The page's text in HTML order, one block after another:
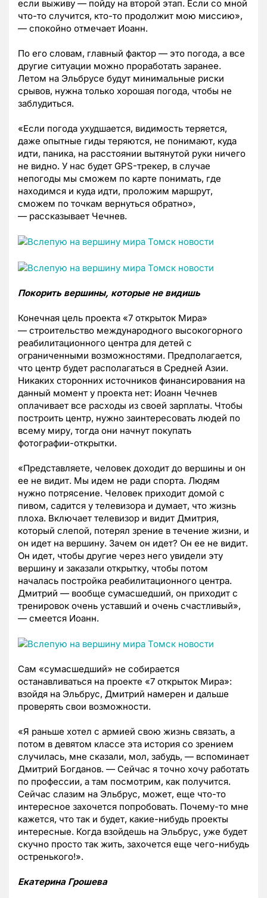
если выживу — пойду на второй этап. Если со мной
что-то случится, кто-то продолжит мою миссию»,
— спокойно отмечает Иоанн.
По его словам, главный фактор — это погода, а все
другие ситуации можно проработать заранее.
Летом на Эльбрусе будут минимальные риски
срывов, нужна только хорошая погода, чтобы не
заблудиться.
«Если погода ухудшается, видимость теряется,
даже опытные гиды теряются, не понимают, куда
идти, паника, на расстоянии вытянутой руки ничего
не видно. У нас будет GPS-трекер, в случае
непогоды мы сможем по карте понимать, где
находимся и куда идти, проложим маршрут,
сможем по точкам вернуться обратно»,
— рассказывает Чечнев.
Покорить вершины, которые не видишь
Конечная цель проекта «7 открыток Мира»
— строительство международного высокогорного
реабилитационного центра для детей с
ограниченными возможностями. Предполагается,
что центр будет располагаться в Средней Азии.
Никаких сторонних источников финансирования на
данный момент у проекта нет: Иоанн Чечнев
оплачивает все расходы из своей зарплаты. Чтобы
построить центр, нужно заинтересовать людей по
всему миру, тогда они начнут покупать
фотографии-открытки.
«Представляете, человек доходит до вершины и он
ее не видит. Мы идем не ради спорта. Людям
нужно потрясение. Человек приходит домой с
пивом, садится у телевизора и думает, что жизнь
плоха. Включает телевизор и видит Дмитрия,
который слепой, потерял зрение в течение жизни, и
он идет на вершину. Зачем он идет? Он ее не видит.
Он идет, чтобы другие через него увидели эту
вершину и заказали открытку, чтобы потом
началась постройка реабилитационного центра.
Дмитрий — вообще сумасшедший, он приходит с
тренировок очень уставший и очень счастливый»,
— смеется Иоанн.
Сам «сумасшедший» не собирается
останавливаться на проекте «7 открыток Мира»:
взойдя на Эльбрус, Дмитрий намерен и дальше
проверять свои возможности.
«Я раньше хотел с армией свою жизнь связать, а
потом в девятом классе эта история со зрением
случилась, мне сказали, мол, забудь, — вспоминает
Дмитрий Богданов. — Сейчас я точно хочу работать
по профессии, а там посмотрим, как получится.
Сейчас слазим на Эльбрус, может, еще что-то
интересное захочется попробовать. Почему-то мне
кажется, что так и будет, какие-нибудь проекты
интересные. Когда взойдешь на Эльбрус, уже будет
скучно просто так жить, захочется еще чего-нибудь
остренького!».
Екатерина Грошева